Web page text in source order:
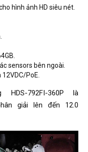
hình ảnh HD siêu nét.
sensors bên ngoài.
PoE.
HDS-792FI-360P là
giải lên đến 12.0